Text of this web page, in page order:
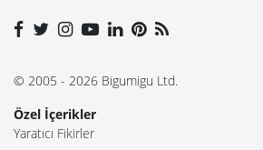
© 2005 - 2026 Bigumigu Ltd.
Özel İçerikler
Yaratıcı Fikirler